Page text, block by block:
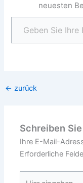
neuesten
Geben Sie Ihre E-Mail-Adresse ein ...
← zurück
Schreiben
Ihre E-Mail-
Erforderliche